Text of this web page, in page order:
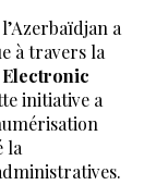
a
à travers la
Electronic
initiative a
la